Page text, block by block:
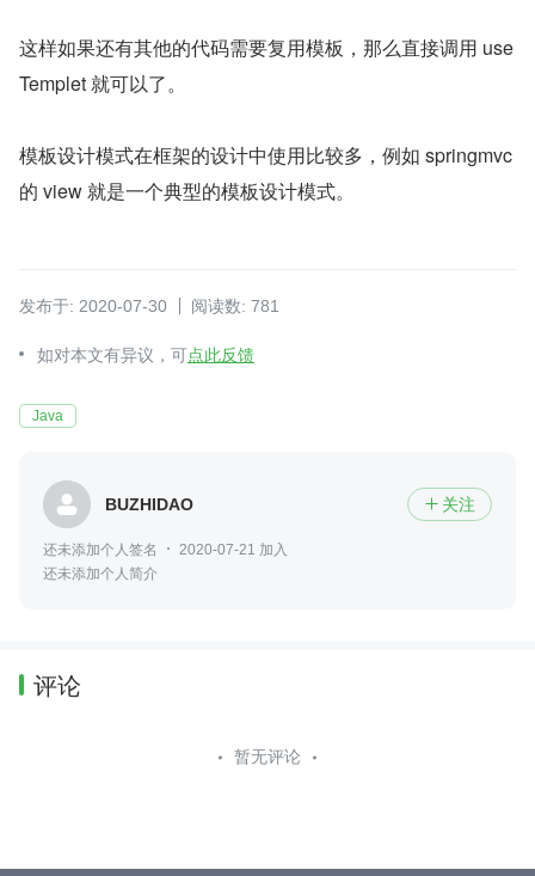
这样如果还有其他的代码需要复用模板，那么直接调用 use
Templet 就可以了。
模板设计模式在框架的设计中使用比较多，例如 springmvc
的 view 就是一个典型的模板设计模式。
发布于: 2020-07-30 阅读数: 781
如对本文有异议，可点此反馈
Java
BUZHIDAO  关注
还未添加个人签名
2020-07-21 加入
还未添加个人简介
评论
暂无评论